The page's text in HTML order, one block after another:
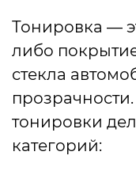
Тонировка —
либо
стекла
тонировки
категорий: